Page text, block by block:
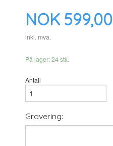
Pris
NOK 599,00
inkl. mva.
På lager: 24 stk.
Antall
Gravering: